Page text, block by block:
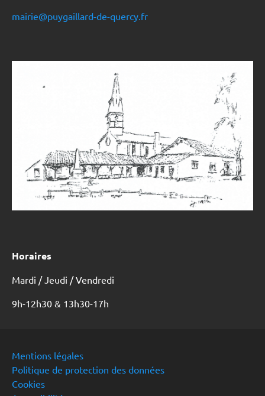
mairie@puygaillard-de-quercy.fr
Horaires
Mardi / Jeudi / Vendredi
9h-12h30 & 13h30-17h
Mentions légales
Politique de protection des données
Cookies